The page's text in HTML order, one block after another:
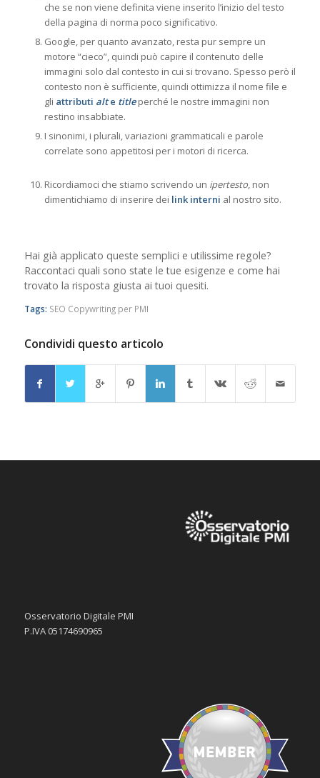
che se non viene definita viene inserito l’inizio del testo
della pagina di norma poco significativo.
Google, per quanto avanzato, resta pur sempre un
motore “cieco”, quindi può capire il contenuto delle
immagini solo dal contesto in cui si trovano. Spesso però il
contesto non è sufficiente, quindi ottimizza il nome file e
gli attributi alte titleperché le nostre immagini non
restino insabbiate.
I sinonimi, i plurali, variazioni grammaticali e parole
correlate sono appetitosi per i motori di ricerca.
Ricordiamoci che stiamo scrivendo un ipertesto, non
dimentichiamo di inserire dei link interni al nostro sito.
Hai già applicato queste semplici e utilissime regole?
Raccontaci quali sono state le tue esigenze e come hai
trovato la risposta giusta ai tuoi quesiti.
Tags: SEO Copywriting per PMI
Condividi questo articolo
Osservatorio Digitale PMI
P.IVA 05174690965